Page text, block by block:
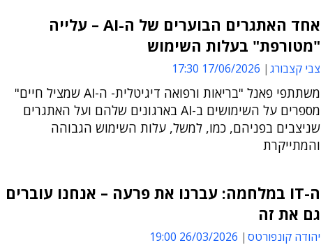
אחד האתגרים הבוערים של ה-AI – עלייה
"מטורפת" בעלות השימוש
צבי קצבורג 17/06/2026 17:30
משתתפי פאנל "בריאות ורפואה דיגיטלית- ה-AI שמציל חיים"
מספרים על השימושים ב-AI בארגונים שלהם ועל האתגרים
שניצבים בפניהם, כמו, למשל, עלות השימוש הגבוהה
והמתייקרת
ה-IT במלחמה: עברנו את פרעה – אנחנו עוברים
גם את זה
יהודה קונפורטס 26/03/2026 19:00